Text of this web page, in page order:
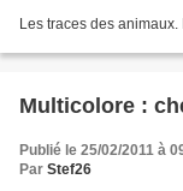
Les traces des
Multicolore :
Publié le 25/02/2011 à
Par Stef26